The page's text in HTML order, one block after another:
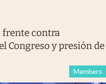
frente contra
Congreso y presión de
Members